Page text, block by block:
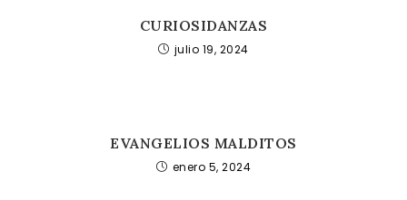
CURIOSIDANZAS
julio 19, 2024
EVANGELIOS MALDITOS
enero 5, 2024